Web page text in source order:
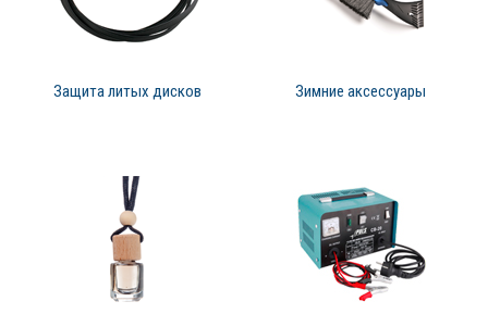
Защита литых дисков Зимние аксессуары